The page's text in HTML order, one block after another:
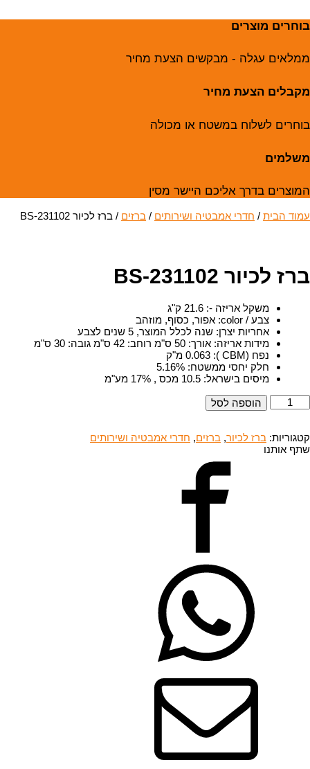
בוחרים מוצרים
ממלאים עגלה - מבקשים הצעת מחיר
מקבלים הצעת מחיר
בוחרים לשלוח במשטח או מכולה
משלמים
המוצרים בדרך אליכם היישר מסין
עמוד הבית / חדרי אמבטיה ושירותים / ברזים / ברז לכיור BS-231102
ברז לכיור BS-231102
משקל אריזה -: 21.6 ק"ג
צבע / color
: אפור, כסוף, מוזהב
אחריות יצרן: שנה לכלל המוצר, 5 שנים לצבע
מידות אריזה: אורך: 50 ס"מ רוחב: 42 ס"מ גובה: 30 ס"מ
נפח (CBM )
: 0.063 מ"ק
חלק יחסי ממשטח:
5.16%
מיסים בישראל: 10.5 מכס , 17% מע"מ
כמות
של
לכיור
BS-
231102
הוספה לסל
קטגוריות: ברז לכיור, ברזים, חדרי אמבטיה ושירותים
שתף אותנו